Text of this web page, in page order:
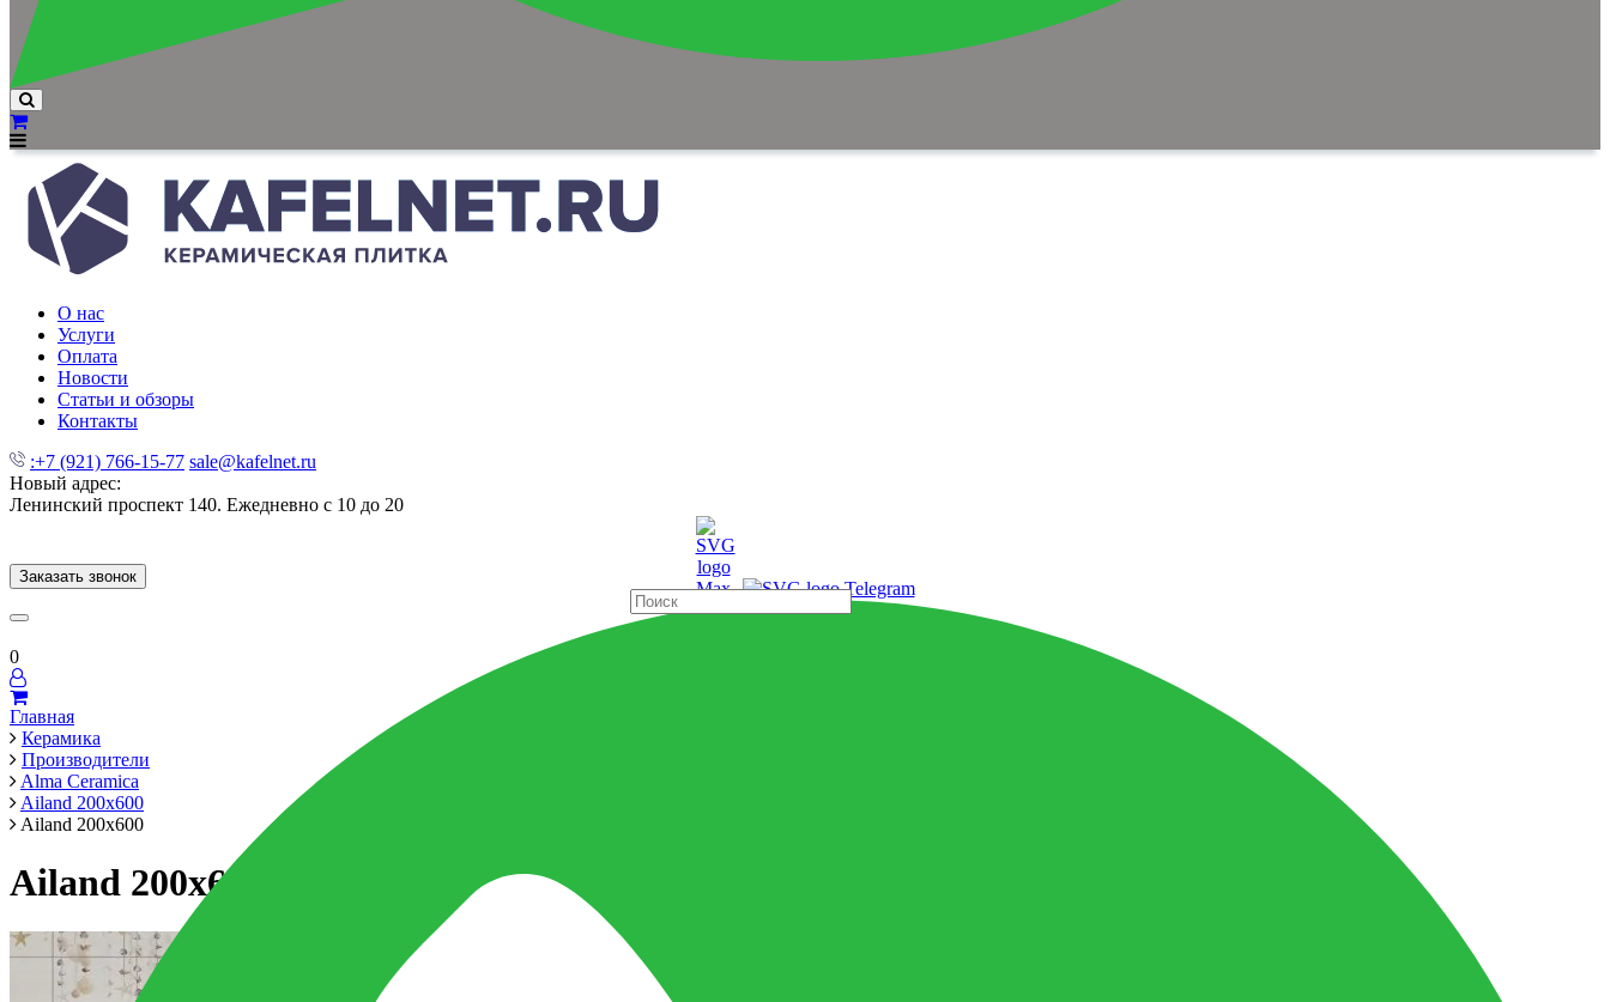
О нас
Услуги
Оплата
Новости
Статьи и обзоры
Контакты
:+7 (921) 766-15-77 sale@kafelnet.ru
Новый адрес:
Ленинский проспект 140. Ежедневно с 10 до 20
Заказать звонок
0
Главная
Керамика
Производители
Alma Ceramica
Ailand 200x600
Ailand 200x600
Ailand 200x600